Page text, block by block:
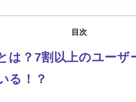
目次
は？7割以上のユーザ
る！？